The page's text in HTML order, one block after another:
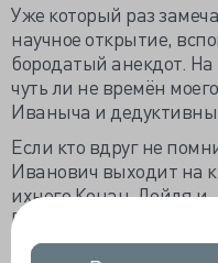
Уже который раз
научное открытие,
бородатый анекдот.
чуть ли не времён
Иваныча и
Если кто вдруг не
Иванович выходит на
ихнего Конан-Дойля и,
Петьки огоньку. Тот
Иванович, прикурив,